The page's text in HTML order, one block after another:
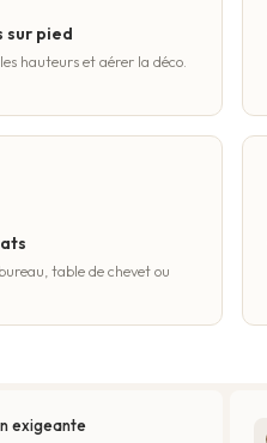
sur pied
hauteurs et aérer la déco.
table de chevet ou
exigeante